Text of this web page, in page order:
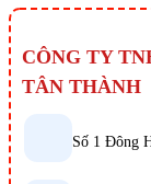
CÔNG TY
TÂN THÀNH
Số 1 Đông